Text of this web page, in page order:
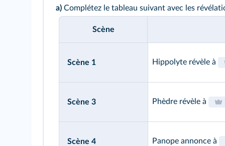
a) Complétez le tableau suivant avec les
Scène
Scène 1 Hippolyte révèle à
Scène 3 Phèdre révèle à
Scène 4 Panope annonce à